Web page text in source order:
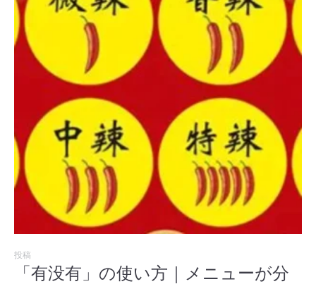
投稿
「有没有」の使い方｜メニューが分